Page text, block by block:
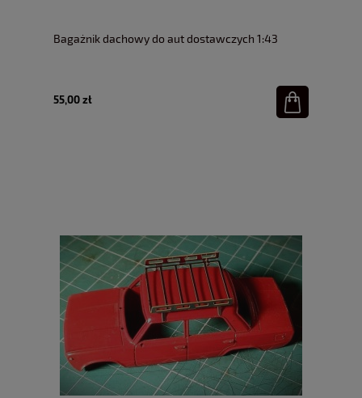
Bagażnik dachowy do aut dostawczych 1:43
55,00 zł